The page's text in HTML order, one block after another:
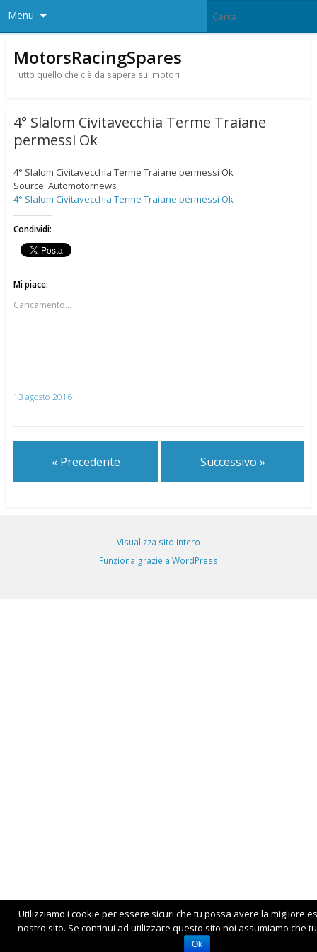
Menu
MotorsRacingSpares
Tutto quello che c'è da sapere sui motori
4° Slalom Civitavecchia Terme Traiane
permessi Ok
4° Slalom Civitavecchia Terme Traiane permessi Ok
Source: Automotornews
4° Slalom Civitavecchia Terme Traiane permessi Ok
Condividi:
Mi piace:
Caricamento...
13 agosto 2016
« Precedente Successivo »
Visualizza sito intero
Funziona grazie a WordPress
Utilizziamo i cookie per essere sicuri che tu possa avere la migliore
nostro sito. Se continui ad utilizzare questo sito noi assumiamo che
Ok